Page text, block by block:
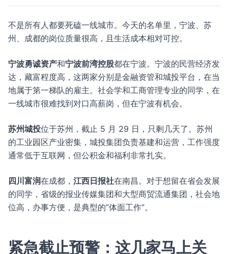
不是所有人都要死磕一线城市。今天的名单里，宁波、苏
州、成都的岗位质量很高，且生活成本相对可控。
宁波勇诚资产和宁波前湾控股都在宁波。宁波的民营经济发
达，藏富程度高，这两家分别是金融资管和城投平台，在当
地属于第一梯队的雇主。社会学和工商管理专业的同学，在
一线城市很难找到对口高薪岗，但在宁波有机会。
苏州城投位于苏州，截止 5 月 29 日，只剩几天了。苏州
的工业园区产业密集，城投集团负责基建和运营，工作强度
通常低于互联网，但公积金和福利非常扎实。
四川富润在成都， 江西日报社在南昌。对于想留在省会发展
的同学，省级的报业传媒集团和大型商贸流通集团，社会地
位高，办事方便，是典型的“体面工作”。
紧急截止预警：这几家马上关